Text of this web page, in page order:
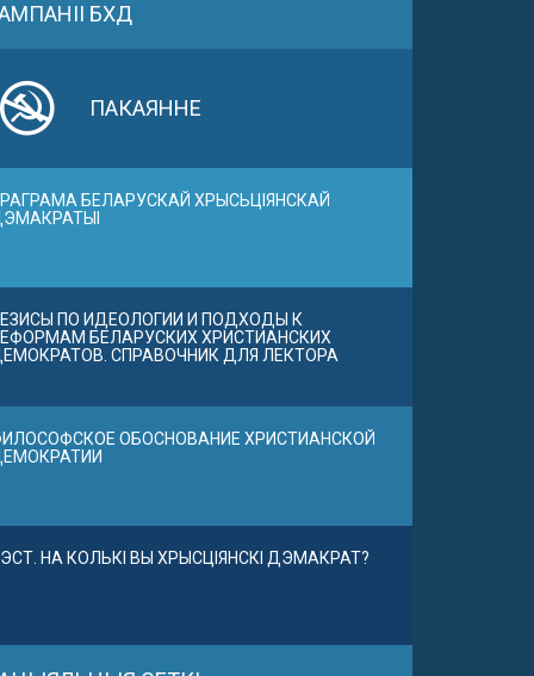
БХД
ПАКАЯННЕ
БЕЛАРУСКАЙ ХРЫСЬЦІЯНСКАЙ
ПО ИДЕОЛОГИИ И ПОДХОДЫ К
БЕЛАРУСКИХ ХРИСТИАНСКИХ
СПРАВОЧНИК ДЛЯ ЛЕКТОРА
ОБОСНОВАНИЕ ХРИСТИАНСКОЙ
НА КОЛЬКІ ВЫ ХРЫСЦІЯНСКІ ДЭМАКРАТ?